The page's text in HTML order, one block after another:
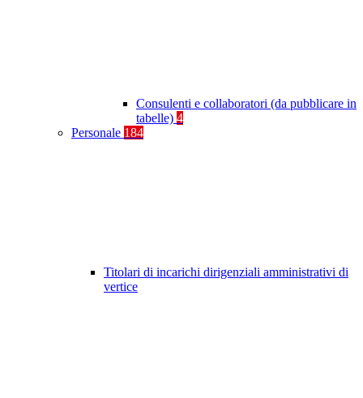
Consulenti e collaboratori (da pubblicare in
tabelle) 4
Personale 184
Titolari di incarichi dirigenziali amministrativi di
vertice